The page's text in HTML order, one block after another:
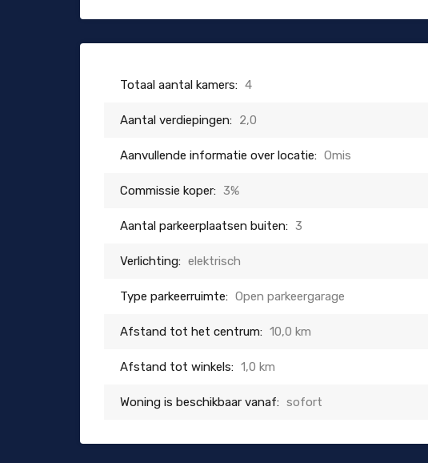
Totaal aantal kamers: 4
Aantal verdiepingen: 2,0
Aanvullende informatie over locatie: Omis
Commissie koper: 3%
Aantal parkeerplaatsen buiten: 3
Verlichting: elektrisch
Type parkeerruimte: Open parkeergarage
Afstand tot het centrum: 10,0 km
Afstand tot winkels: 1,0 km
Woning is beschikbaar vanaf: sofort